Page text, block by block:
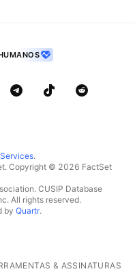
.
Copyright © 2026 FactSet
CUSIP Database
All rights reserved.
by Quartr.
& ASSINATURAS